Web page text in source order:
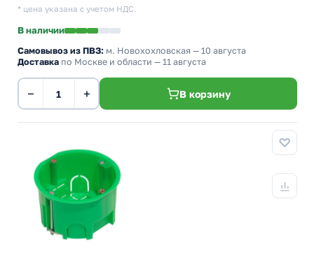
* цена указана с учетом НДС.
В наличии
Самовывоз из ПВЗ: м. Новохохловская — 10 августа
Доставка по Москве и области — 11 августа
− + В корзину